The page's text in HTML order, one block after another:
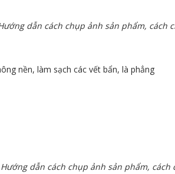
dẫn cách chụp ảnh sản phẩm, cách
nền, làm sạch các vết bẩn, là phẳng
Hướng dẫn cách chụp ảnh sản phẩm, cách